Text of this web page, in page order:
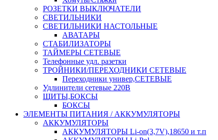
РОЗЕТКИ ВЫКЛЮЧАТЕЛИ
СВЕТИЛЬНИКИ
СВЕТИЛЬНИКИ НАСТОЛЬНЫЕ
АВАТАРЫ
СТАБИЛИЗАТОРЫ
ТАЙМЕРЫ СЕТЕВЫЕ
Телефонные удл. разетки
ТРОЙНИКИ/ПЕРЕХОДНИКИ СЕТЕВЫЕ
Переходники универ,СЕТЕВЫЕ
Удлинители сетевые 220В
ЩИТЫ,БОКСЫ
БОКСЫ
ЭЛЕМЕНТЫ ПИТАНИЯ / АККУМУЛЯТОРЫ
АККУМУЛЯТОРЫ
АККУМУЛЯТОРЫ Li-on(3,7V),18650 и т.п